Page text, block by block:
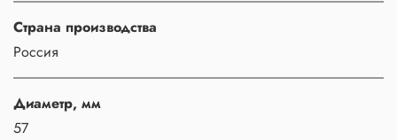
Страна производства
Россия
Диаметр, мм
57